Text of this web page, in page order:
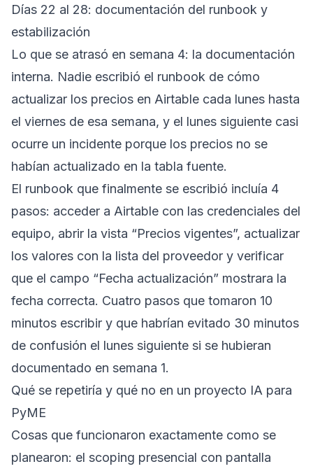
Días 22 al 28: documentación del runbook y
estabilización
Lo que se atrasó en semana 4: la documentación
interna. Nadie escribió el runbook de cómo
actualizar los precios en Airtable cada lunes hasta
el viernes de esa semana, y el lunes siguiente casi
ocurre un incidente porque los precios no se
habían actualizado en la tabla fuente.
El runbook que finalmente se escribió incluía 4
pasos: acceder a Airtable con las credenciales del
equipo, abrir la vista “Precios vigentes”, actualizar
los valores con la lista del proveedor y verificar
que el campo “Fecha actualización” mostrara la
fecha correcta. Cuatro pasos que tomaron 10
minutos escribir y que habrían evitado 30 minutos
de confusión el lunes siguiente si se hubieran
documentado en semana 1.
Qué se repetiría y qué no en un proyecto IA para
PyME
Cosas que funcionaron exactamente como se
planearon: el scoping presencial con pantalla